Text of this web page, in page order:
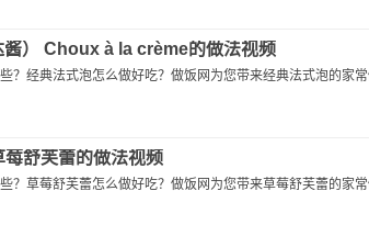
） Choux à la crème的做法视频
？经典法式泡怎么做好吃？做饭网为您带来经典法式泡的家
舒芙蕾的做法视频
？草莓舒芙蕾怎么做好吃？做饭网为您带来草莓舒芙蕾的家